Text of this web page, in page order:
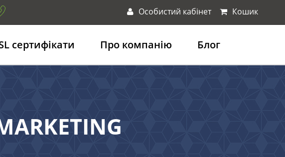
Особистий кабінет Кошик
сертифікати Про компанію Блог